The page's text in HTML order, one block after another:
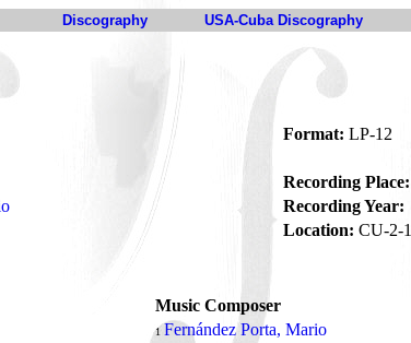
Discography USA-Cuba Discography
Format: LP-12
Recording Place:
Recording Year:
Location: CU-2-1
Music Composer
1 Fernández Porta, Mario